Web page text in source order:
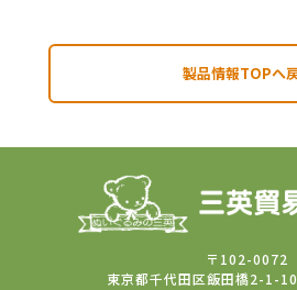
製品情報TOPへ
〒102-0072
東京都千代田区飯田橋2-1-